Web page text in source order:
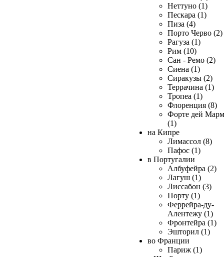
Неттуно (1)
Пескара (1)
Пиза (4)
Порто Черво (2)
Рагуза (1)
Рим (10)
Сан - Ремо (2)
Сиена (1)
Сиракузы (2)
Террачина (1)
Тропеа (1)
Флоренция (8)
Форте дей
(1)
на Кипре
Лимассол (8)
Пафос (1)
в Португалии
Албуфейра (2)
Лагуш (1)
Лиссабон (3)
Порту (1)
Феррейра-ду-
Алентежу (1)
Фронтейра (1)
Эшторил (1)
во Франции
Париж (1)